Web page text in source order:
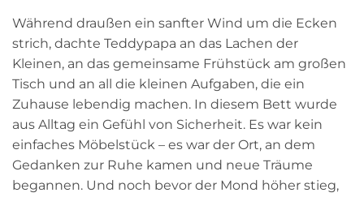
Während draußen ein sanfter Wind um die Ecken
strich, dachte Teddypapa an das Lachen der
Kleinen, an das gemeinsame Frühstück am großen
Tisch und an all die kleinen Aufgaben, die ein
Zuhause lebendig machen. In diesem Bett wurde
aus Alltag ein Gefühl von Sicherheit. Es war kein
einfaches Möbelstück – es war der Ort, an dem
Gedanken zur Ruhe kamen und neue Träume
begannen. Und noch bevor der Mond höher stieg,